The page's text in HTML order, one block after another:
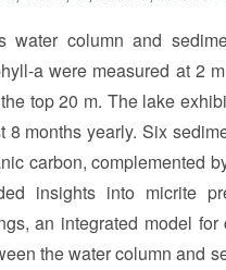
column and
a were measured at 2
top 20 m. The lake
months yearly. Six
carbon, complemented
insights into micrite
an integrated model
the water column and